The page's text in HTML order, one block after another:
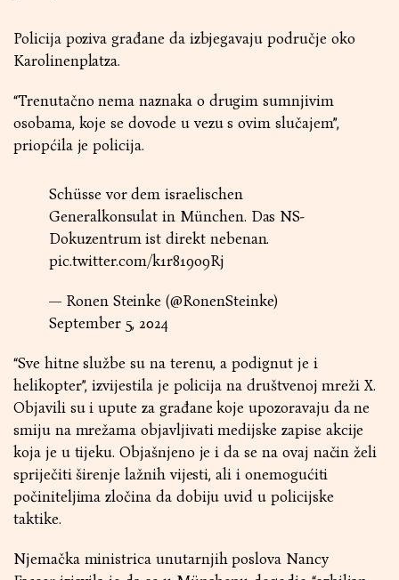
Policija poziva građane da izbjegavaju područje oko
Karolinenplatza.
“Trenutačno nema naznaka o drugim sumnjivim
osobama, koje se dovode u vezu s ovim slučajem”,
priopćila je policija.
Schüsse vor dem israelischen
Generalkonsulat in München. Das NS-
Dokuzentrum ist direkt nebenan.
pic.twitter.com/k1r819o9Rj
— Ronen Steinke (@RonenSteinke)
September 5, 2024
“Sve hitne službe su na terenu, a podignut je i
helikopter”, izvijestila je policija na društvenoj mreži X.
Objavili su i upute za građane koje upozoravaju da ne
smiju na mrežama objavljivati medijske zapise akcije
koja je u tijeku. Objašnjeno je i da se na ovaj način želi
spriječiti širenje lažnih vijesti, ali i onemogućiti
počiniteljima zločina da dobiju uvid u policijske
taktike.
Njemačka ministrica unutarnjih poslova Nancy